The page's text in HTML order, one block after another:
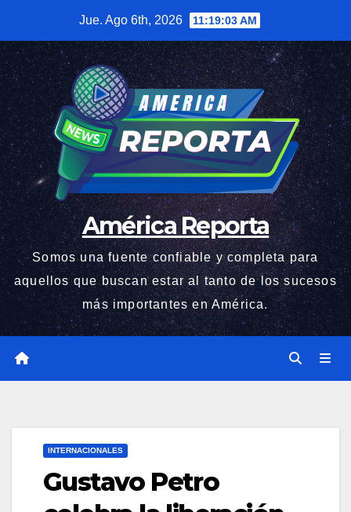
contenido
Jue. Ago 6th, 2026 11:19:04 AM
América Reporta
Somos una fuente confiable y completa para
aquellos que buscan estar al tanto de los sucesos
más importantes en América.
INTERNACIONALES
Gustavo Petro